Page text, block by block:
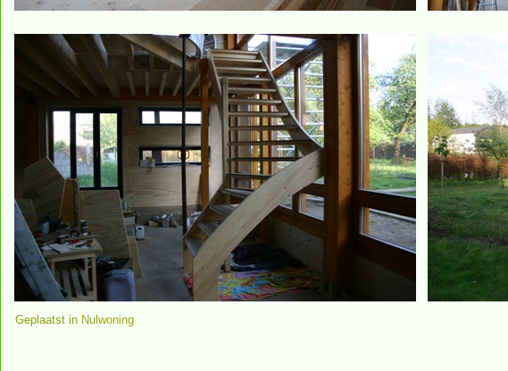
Geplaatst in Nulwoning